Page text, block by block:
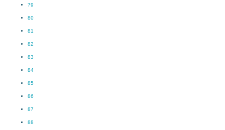
79
80
81
82
83
84
85
86
87
88